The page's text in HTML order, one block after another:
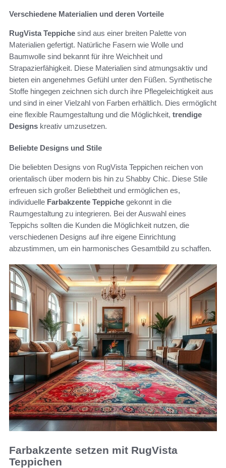
Verschiedene Materialien und deren Vorteile
RugVista Teppiche sind aus einer breiten Palette von
Materialien gefertigt. Natürliche Fasern wie Wolle und
Baumwolle sind bekannt für ihre Weichheit und
Strapazierfähigkeit. Diese Materialien sind atmungsaktiv und
bieten ein angenehmes Gefühl unter den Füßen. Synthetische
Stoffe hingegen zeichnen sich durch ihre Pflegeleichtigkeit aus
und sind in einer Vielzahl von Farben erhältlich. Dies ermöglicht
eine flexible Raumgestaltung und die Möglichkeit, trendige
Designs kreativ umzusetzen.
Beliebte Designs und Stile
Die beliebten Designs von RugVista Teppichen reichen von
orientalisch über modern bis hin zu Shabby Chic. Diese Stile
erfreuen sich großer Beliebtheit und ermöglichen es,
individuelle Farbakzente Teppiche gekonnt in die
Raumgestaltung zu integrieren. Bei der Auswahl eines
Teppichs sollten die Kunden die Möglichkeit nutzen, die
verschiedenen Designs auf ihre eigene Einrichtung
abzustimmen, um ein harmonisches Gesamtbild zu schaffen.
Farbakzente setzen mit RugVista
Teppichen